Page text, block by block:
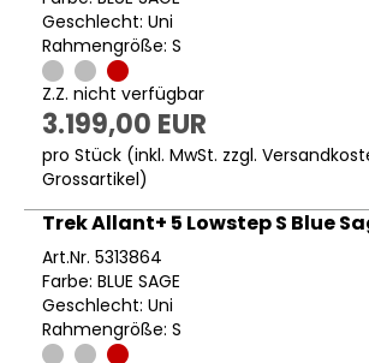
Geschlecht: Uni
Rahmengröße: S
Z.Z. nicht verfügbar
3.199,00 EUR
pro Stück (inkl. MwSt. zzgl.
Grossartikel)
Trek Allant+ 5 Lowstep S Blue
Art.Nr. 5313864
Farbe: BLUE SAGE
Geschlecht: Uni
Rahmengröße: S